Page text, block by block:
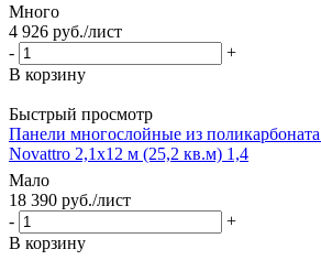
Много
4 926 руб./лист
-
+
В корзину
Быстрый просмотр
Панели многослойные из
Novattro 2,1х12 м (25,2 кв.м) 1,4
Мало
18 390 руб./лист
-
+
В корзину